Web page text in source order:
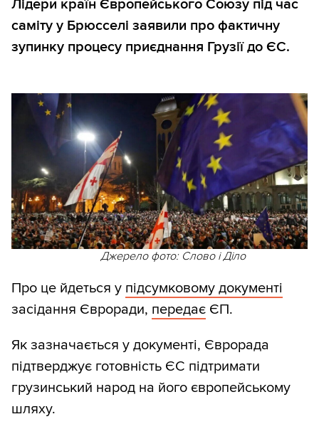
Лідери країн Європейського Союзу під час
саміту у Брюсселі заявили про фактичну
зупинку процесу приєднання Грузії до ЄС.
Джерело фото: Слово і Діло
Про це йдеться у підсумковому документі
засідання Євроради, передає ЄП.
Як зазначається у документі, Єврорада
підтверджує готовність ЄС підтримати
грузинський народ на його європейському
шляху.